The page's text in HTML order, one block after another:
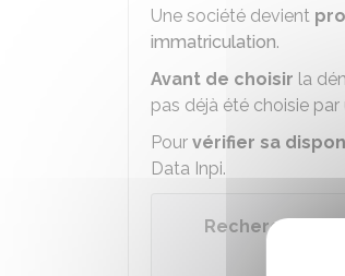
Une société devient
immatriculation.
Avant de choisir la
pas déjà été choisie
Pour vérifier sa
Data Inpi.
Recherche